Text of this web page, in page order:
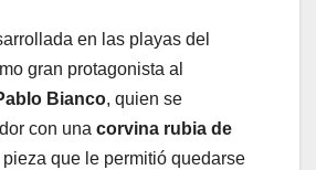
en las playas del
gran protagonista al
Bianco, quien se
con una corvina rubia de
pieza que le permitió quedarse